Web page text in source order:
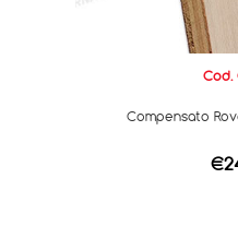
Cod.
Compensato